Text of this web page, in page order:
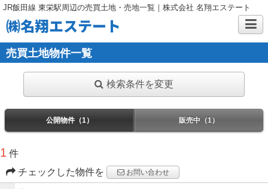
JR飯田線 東栄駅周辺の売買土地・売地一覧｜株式会社 名翔エステート
㈱名翔エステート
売買土地物件一覧
検索条件を変更
公開物件（1） 販売中（1）
1 件
チェックした物件を
お問い合わせ